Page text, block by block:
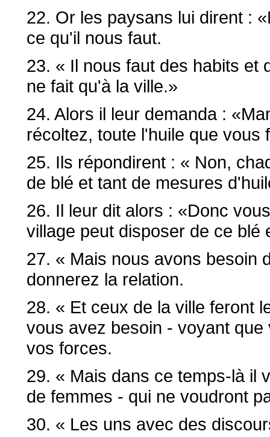
22. Or les paysans lui dirent :
ce qu'il nous faut.
23. « Il nous faut des habits et
ne fait qu'à la ville.»
24. Alors il leur demanda :
récoltez, toute l'huile que vous
25. Ils répondirent : « Non,
de blé et tant de mesures
26. Il leur dit alors : «Donc
village peut disposer de ce blé
27. « Mais nous avons besoin
donnerez la relation.
28. « Et ceux de la ville feront
vous avez besoin - voyant
vos forces.
29. « Mais dans ce temps-là il
de femmes - qui ne voudront
30. « Les uns avec des